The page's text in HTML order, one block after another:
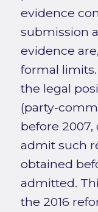
evidence
submission
evidence
formal
the legal
before
admit such
obtained
admitted.
the 2016